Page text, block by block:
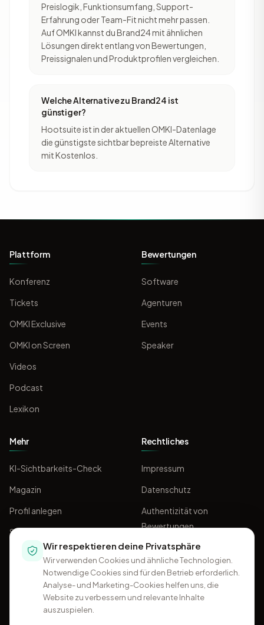
Preislogik, Funktionsumfang, Support-
Erfahrung oder Team-Fit nicht mehr passen.
Auf OMKI kannst du Brand24 mit ähnlichen
Lösungen direkt entlang von Bewertungen,
Preissignalen und Produktprofilen vergleichen.
Welche Alternative zu Brand24 ist
günstiger?
Hootsuite ist in der aktuellen OMKI-Datenlage
die günstigste sichtbar bepreiste Alternative
mit Kostenlos.
Plattform
Konferenz
Tickets
OMKI Exclusive
OMKI on Screen
Videos
Podcast
Lexikon
Bewertungen
Software
Agenturen
Events
Speaker
Mehr
KI-Sichtbarkeits-Check
Magazin
Profil anlegen
Sponsoring
Rechtliches
Impressum
Datenschutz
Authentizität von
Bewertungen
AGB
Wir respektieren deine Privatsphäre
Wir verwenden Cookies und ähnliche Technologien.
Notwendige Cookies sind für den Betrieb erforderlich.
Analyse- und Marketing-Cookies helfen uns, die
Website zu verbessern und relevante Inhalte
auszuspielen.